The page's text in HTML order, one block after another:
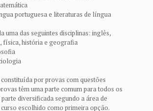
portuguesa e literaturas de língua
uma das seguintes disciplinas: inglês,
física, história e geografia
por provas com questões
têm uma parte comum para todos os
diversificada segundo a área de
escolhido como primeira opção.